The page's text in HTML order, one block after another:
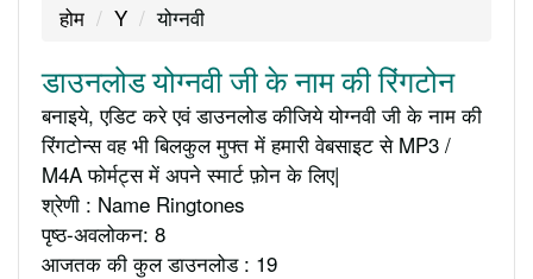
होम Y योग्नवी
डाउनलोड योग्नवी जी के नाम की रिंगटोन
बनाइये, एडिट करे एवं डाउनलोड कीजिये योग्नवी जी के नाम की
रिंगटोन्स वह भी बिलकुल मुफ्त में हमारी वेबसाइट से MP3 /
M4A फोर्मट्स में अपने स्मार्ट फ़ोन के लिए|
श्रेणी : Name Ringtones
पृष्ठ-अवलोकन: 8
आजतक की कुल डाउनलोड : 19